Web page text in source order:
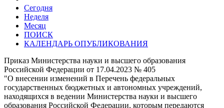
Сегодня
Неделя
Месяц
ПОИСК
КАЛЕНДАРЬ ОПУБЛИКОВАНИЯ
Приказ Министерства науки и высшего образования
Российской Федерации от 17.04.2023 № 405
"О внесении изменений в Перечень федеральных
государственных бюджетных и автономных учреждений,
находящихся в ведении Министерства науки и высшего
образования Российской Федерации, которым передаются